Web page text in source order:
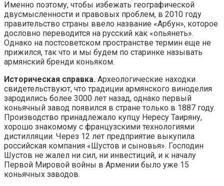
Именно поэтому, чтобы избежать географической
двусмысленности и правовых проблем, в 2010 году
правительство страны ввело название «Арбун», которое
дословно переводится на русский как «опьянеть».
Однако на постсоветском пространстве термин еще не
прижился, так что и мы будем по старинке называть
армянский бренди коньяком.
Историческая справка. Археологические находки
свидетельствуют, что традиции армянского виноделия
зародились более 3000 лет назад, однако первый
коньячный завод появился в стране только в 1887 году.
Производство принадлежало купцу Нересу Таиряну,
хорошо знакомому с французскими технологиями
дистилляции. Через 12 лет предприятие выкупила
российская компания «Шустов и сыновья». Господин
Шустов не жалел ни сил, ни инвестиций, и к началу
Первой Мировой войны в Армении было уже 15
коньячных заводов.